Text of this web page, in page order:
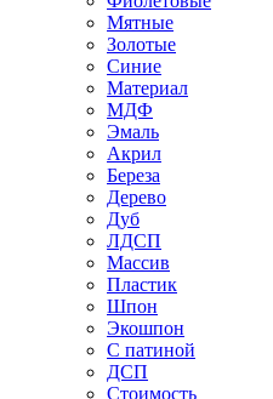
Мятные
Золотые
Синие
Материал
МДФ
Эмаль
Акрил
Береза
Дерево
Дуб
ЛДСП
Массив
Пластик
Шпон
Экошпон
С патиной
ДСП
Стоимость